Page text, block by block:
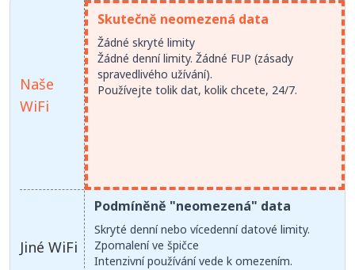
Naše
WiFi
Jiné WiFi
Skutečně neomezená data
Žádné skryté limity
Žádné denní limity. Žádné FUP (zásady
spravedlivého užívání).
Používejte tolik dat, kolik chcete, 24/7.
Podmíněně "neomezená" data
Skryté denní nebo vícedenní datové limity.
Zpomalení ve špičce
Intenzivní používání vede k omezením.